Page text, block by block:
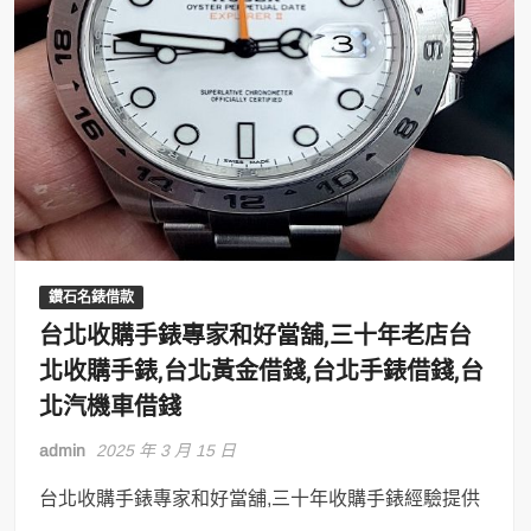
鑽石名錶借款
台北收購手錶專家和好當舖,三十年老店台
北收購手錶,台北黃金借錢,台北手錶借錢,台
北汽機車借錢
admin 2025 年 3 月 15 日
台北收購手錶專家和好當舖,三十年收購手錶經驗提供